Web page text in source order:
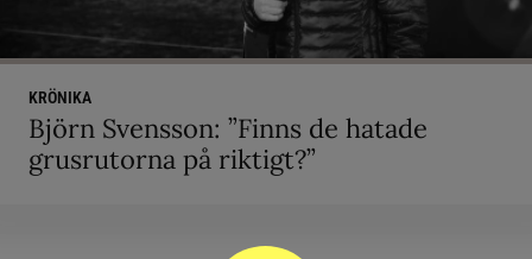
KRÖNIKA
Björn Svensson: ”Finns de hatade
grusrutorna på riktigt?”